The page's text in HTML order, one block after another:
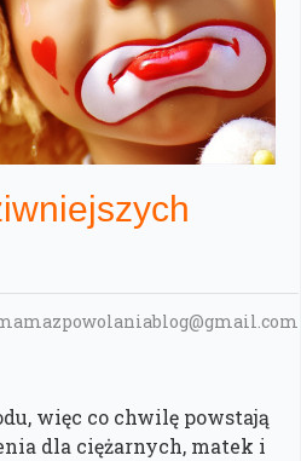
więc co chwilę powstają
dla ciężarnych, matek i